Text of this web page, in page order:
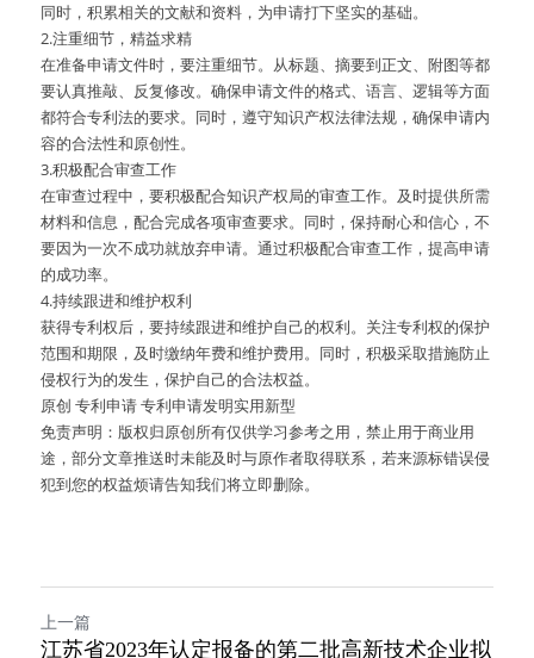
同时，积累相关的文献和资料，为申请打下坚实的基础。
2.注重细节，精益求精
在准备申请文件时，要注重细节。从标题、摘要到正文、附图等都
要认真推敲、反复修改。确保申请文件的格式、语言、逻辑等方面
都符合专利法的要求。同时，遵守知识产权法律法规，确保申请内
容的合法性和原创性。
3.积极配合审查工作
在审查过程中，要积极配合知识产权局的审查工作。及时提供所需
材料和信息，配合完成各项审查要求。同时，保持耐心和信心，不
要因为一次不成功就放弃申请。通过积极配合审查工作，提高申请
的成功率。
4.持续跟进和维护权利
获得专利权后，要持续跟进和维护自己的权利。关注专利权的保护
范围和期限，及时缴纳年费和维护费用。同时，积极采取措施防止
侵权行为的发生，保护自己的合法权益。
原创 专利申请 专利申请发明实用新型
免责声明：版权归原创所有仅供学习参考之用，禁止用于商业用
途，部分文章推送时未能及时与原作者取得联系，若来源标错误侵
犯到您的权益烦请告知我们将立即删除。
上一篇
江苏省2023年认定报备的第二批高新技术企业拟